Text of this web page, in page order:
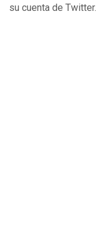
su cuenta de Twitter.